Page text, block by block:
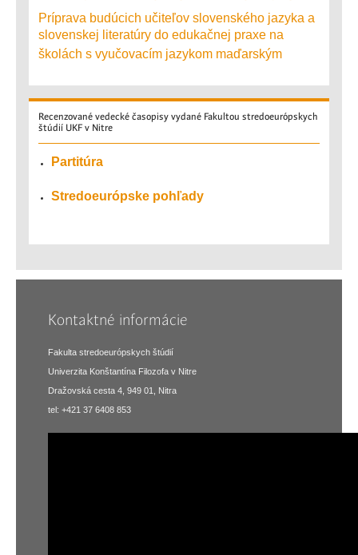
Príprava budúcich učiteľov slovenského jazyka a
slovenskej literatúry do edukačnej praxe na
školách s vyučovacím jazykom maďarským
Recenzované vedecké časopisy vydané Fakultou stredoeurópskych
štúdií UKF v Nitre
Partitúra
Stredoeurópske pohľady
Kontaktné informácie
Fakulta stredoeurópskych štúdií
Univerzita Konštantína Filozofa v Nitre
Dražovská cesta 4, 949 01, Nitra
tel: +421 37 6408 853